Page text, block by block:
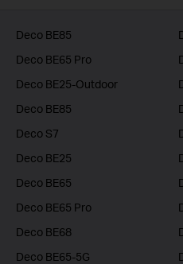
Deco BE85
Deco BE65 Pro
Deco BE25-Outdoor
Deco BE85
Deco S7
Deco BE25
Deco BE65
Deco BE65 Pro
Deco BE68
Deco BE65-5G